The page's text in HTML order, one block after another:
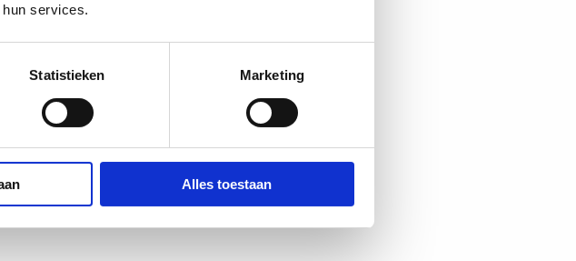
services.
Statistieken Marketing
Alles toestaan